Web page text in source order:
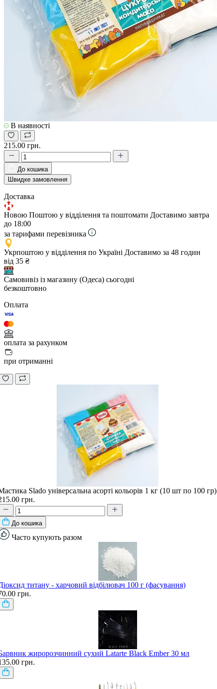
В наявності
215.00 грн.
До кошика
Швидке замовлення
Доставка
Новою Поштою у відділення та поштомати Доставимо завтра
до 18:00
за тарифами перевізника
Укрпоштою у відділення по Україні Доставимо за 48 годин
від 35 ₴
Самовивіз із магазину (Одеса) сьогодні
безкоштовно
Оплата
оплата за рахунком
при отриманні
Slado універсальна асорті кольорів 1 кг (10 шт по 100 гр)
грн.
До кошика
Часто купують разом
титану - харчовий відбілювач 100 г (фасування)
грн.
жиророзчинний сухий Latarte Black Ember 30 мл
грн.